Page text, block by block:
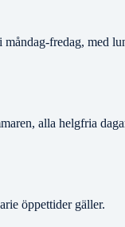
fredag, med
alla helgfria
öppettider gäller.